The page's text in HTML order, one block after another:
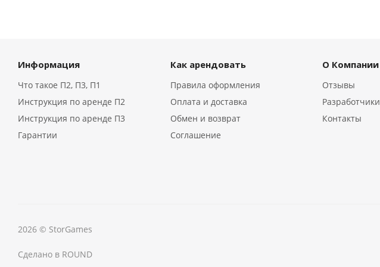
Информация
Что такое П2, П3, П1
Инструкция по аренде П2
Инструкция по аренде П3
Гарантии
Как арендовать
Правила оформления
Оплата и доставка
Обмен и возврат
Соглашение
О Компании
Отзывы
Разработчики
Контакты
2026 © StorGames
Сделано в ROUND